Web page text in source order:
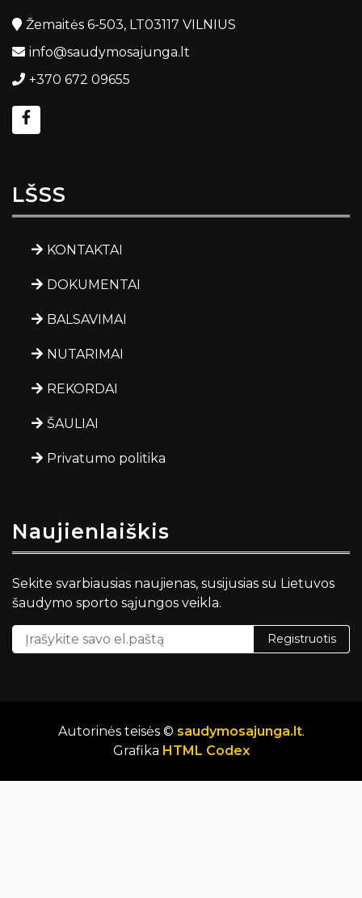
Žemaitės 6-503, LT03117 VILNIUS
info@saudymosajunga.lt
+370 672 09655
LŠSS
KONTAKTAI
DOKUMENTAI
BALSAVIMAI
NUTARIMAI
REKORDAI
ŠAULIAI
Privatumo politika
Naujienlaiškis
Sekite svarbiausias naujienas, susijusias su Lietuvos
šaudymo sporto sąjungos veikla.
Registruotis
Autorinės teisės © saudymosajunga.lt.
Grafika HTML Codex